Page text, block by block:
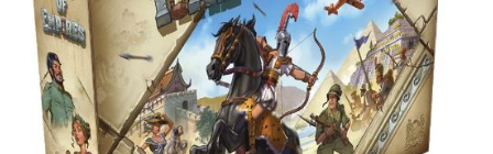
Coffrets
Echiquiers
et
de
voyage